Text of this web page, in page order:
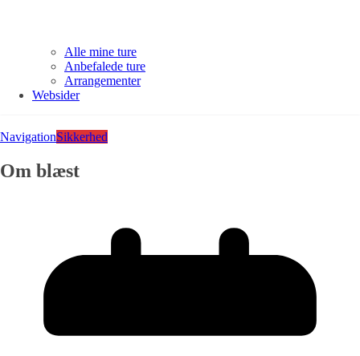
Alle mine ture
Anbefalede ture
Arrangementer
Websider
NavigationSikkerhed
Om blæst